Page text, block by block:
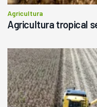
Agricultura
Agricultura tropical